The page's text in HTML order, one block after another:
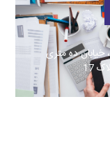
خیابان ده متری
17